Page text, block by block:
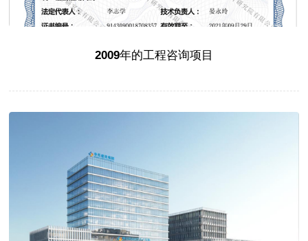
2009年的工程咨询项目